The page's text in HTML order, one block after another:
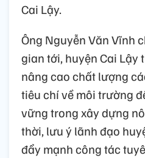
Cai Lậy.
Ông Nguyễn Văn Vĩnh
gian tới, huyện Cai Lậy
nâng cao chất lượng
tiêu chí về môi trường
vững trong xây dựng
thời, lưu ý lãnh đạo
đẩy mạnh công tác